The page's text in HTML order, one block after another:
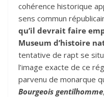
cohérence historique
sens commun
qu’il devrait faire
Museum d’histoire
tentative de rapt se
l’image exacte de ce
parvenu de monarque
Bourgeois gentilhomme